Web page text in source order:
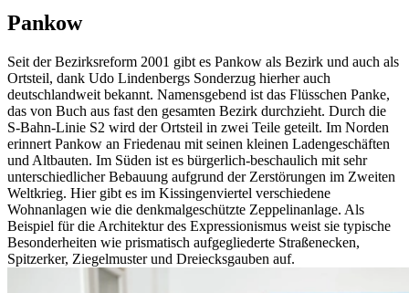
Pankow
Seit der Bezirksreform 2001 gibt es Pankow als Bezirk und auch als
Ortsteil, dank Udo Lindenbergs Sonderzug hierher auch
deutschlandweit bekannt. Namensgebend ist das Flüsschen Panke,
das von Buch aus fast den gesamten Bezirk durchzieht. Durch die
S-Bahn-Linie S2 wird der Ortsteil in zwei Teile geteilt. Im Norden
erinnert Pankow an Friedenau mit seinen kleinen Ladengeschäften
und Altbauten. Im Süden ist es bürgerlich-beschaulich mit sehr
unterschiedlicher Bebauung aufgrund der Zerstörungen im Zweiten
Weltkrieg. Hier gibt es im Kissingenviertel verschiedene
Wohnanlagen wie die denkmalgeschützte Zeppelinanlage. Als
Beispiel für die Architektur des Expressionismus weist sie typische
Besonderheiten wie prismatisch aufgegliederte Straßenecken,
Spitzerker, Ziegelmuster und Dreiecksgauben auf.